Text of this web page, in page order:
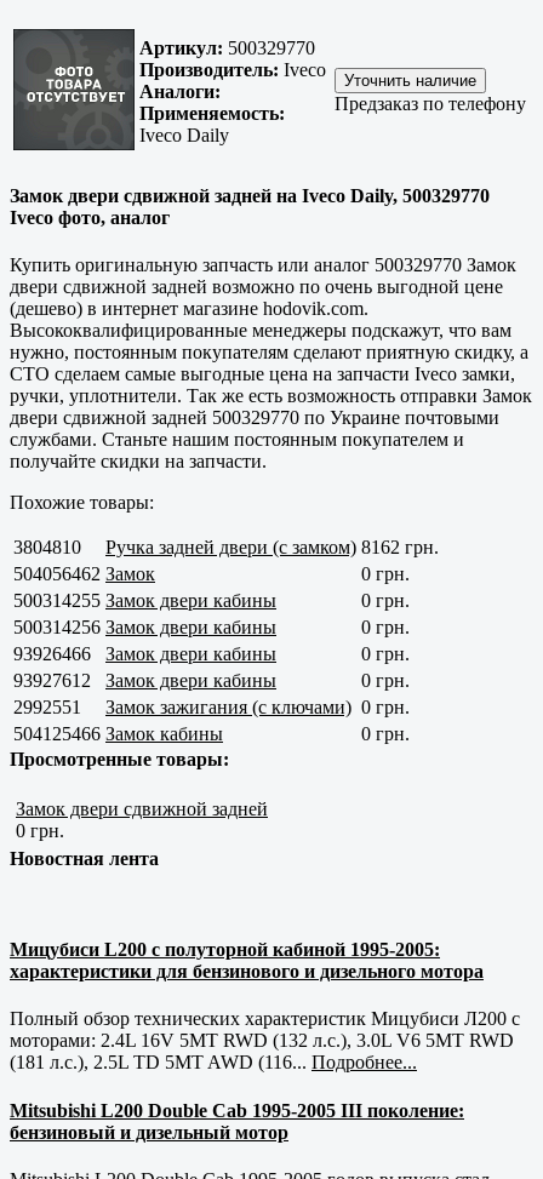
Артикул: 500329770
Производитель: Iveco
Аналоги:
Применяемость:
Iveco Daily
Предзаказ по телефону
Замок двери сдвижной задней на Iveco Daily, 500329770
Iveco фото, аналог
Купить оригинальную запчасть или аналог 500329770 Замок
двери сдвижной задней возможно по очень выгодной цене
(дешево) в интернет магазине hodovik.com.
Высококвалифицированные менеджеры подскажут, что вам
нужно, постоянным покупателям сделают приятную скидку, а
СТО сделаем самые выгодные цена на запчасти Iveco замки,
ручки, уплотнители. Так же есть возможность отправки Замок
двери сдвижной задней 500329770 по Украине почтовыми
службами. Станьте нашим постоянным покупателем и
получайте скидки на запчасти.
Похожие товары:
3804810 Ручка задней двери (с замком) 8162 грн.
504056462 Замок
0 грн.
500314255 Замок двери кабины
0 грн.
500314256 Замок двери кабины
0 грн.
93926466
Замок двери кабины
0 грн.
93927612
Замок двери кабины
0 грн.
2992551
Замок зажигания (с ключами) 0 грн.
504125466 Замок кабины
0 грн.
Просмотренные товары:
Замок двери сдвижной задней
0 грн.
Новостная лента
Мицубиси L200 с полуторной кабиной 1995-2005:
характеристики для бензинового и дизельного мотора
Полный обзор технических характеристик Мицубиси Л200 с
моторами: 2.4L 16V 5MT RWD (132 л.с.), 3.0L V6 5MT RWD
(181 л.с.), 2.5L TD 5MT AWD (116... Подробнее...
Mitsubishi L200 Double Cab 1995-2005 III поколение:
бензиновый и дизельный мотор